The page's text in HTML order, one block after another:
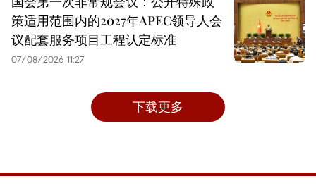
策适用范围内的2027年APEC领导人会
议配套服务项目工程认定标准
07/08/2026 11:27
下载更多